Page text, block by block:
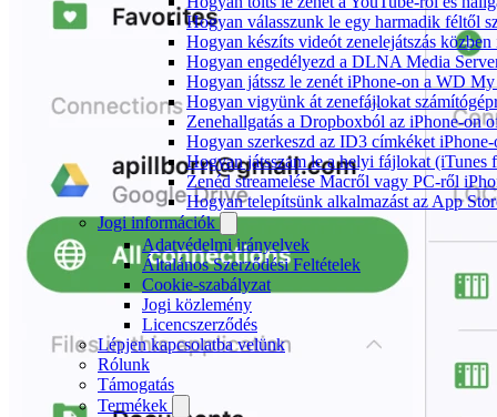
Hogyan válasszunk le egy harmadik féltől
Hogyan készíts videót zenelejátszás közben
Hogyan engedélyezd a DLNA Media
Hogyan játssz le zenét iPhone-on a WD
Hogyan vigyünk át zenefájlokat
Zenehallgatás a Dropboxból az iPhone-on
Hogyan szerkeszd az ID3 címkéket
Hogyan játsszam le a helyi fájlokat (iTunes
Zenéd streamelése Macről vagy PC-ről
Hogyan telepítsünk alkalmazást az App
Jogi információk
Adatvédelmi irányelvek
Általános Szerződési Feltételek
Cookie-szabályzat
Jogi közlemény
Licencszerződés
Lépjen kapcsolatba velünk
Rólunk
Támogatás
Termékek